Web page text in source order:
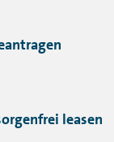
leasen